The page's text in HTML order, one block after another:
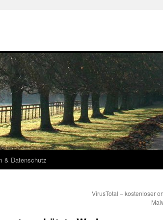
& Datenschutz
VirusTotal – kostenloser